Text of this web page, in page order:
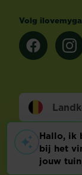
Volg
Footer
Wettelijke
Privacy en